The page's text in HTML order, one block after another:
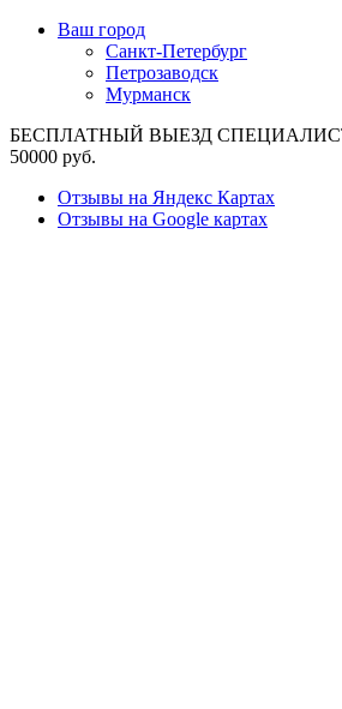
Ваш город
Санкт-Петербург
Петрозаводск
Мурманск
БЕСПЛАТНЫЙ ВЫЕЗД
50000 руб.
Отзывы на Яндекс Картах
Отзывы на Google картах